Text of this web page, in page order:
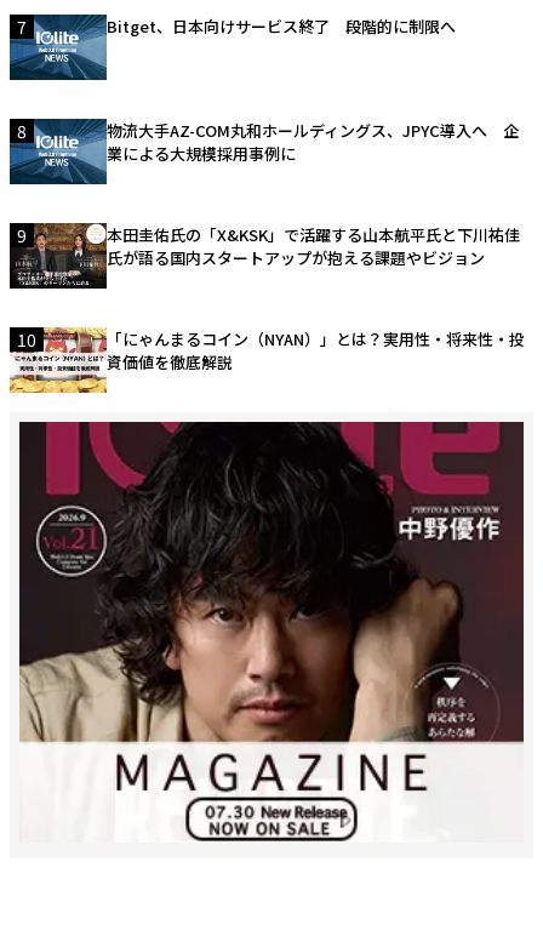
7 Bitget、日本向けサービス終了 段階的に制限へ
8
物流大手AZ-COM丸和ホールディングス、JPYC導入へ 企
業による大規模採用事例に
9
本田圭佑氏の「X&KSK」で活躍する山本航平氏と下川祐佳
氏が語る国内スタートアップが抱える課題やビジョン
10
「にゃんまるコイン（NYAN）」とは？実用性・将来性・投
資価値を徹底解説